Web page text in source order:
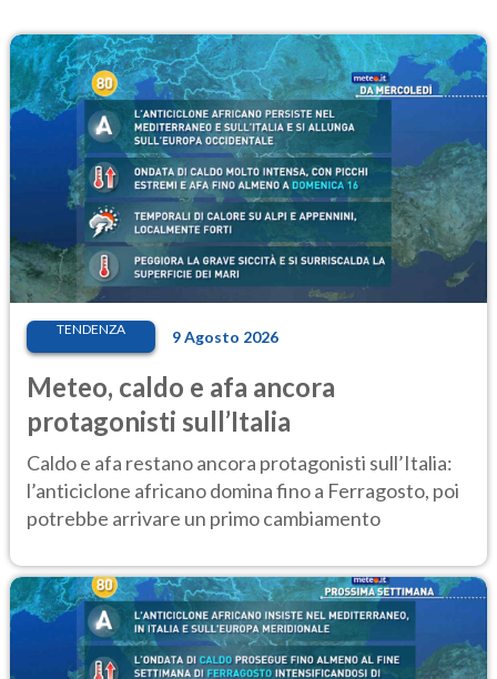
TENDENZA 9 Agosto 2026
Meteo, caldo e afa ancora
protagonisti sull’Italia
Caldo e afa restano ancora protagonisti sull’Italia:
l’anticiclone africano domina fino a Ferragosto, poi
potrebbe arrivare un primo cambiamento